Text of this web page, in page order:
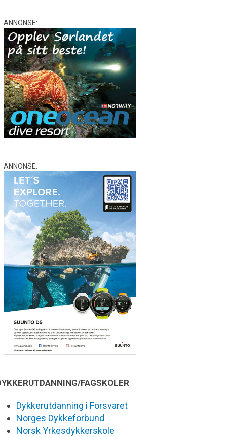
ANNONSE:
ANNONSE:
FAGSKOLER
Dykkerutdanning i Forsvaret
Norges Dykkeforbund
Norsk Yrkesdykkerskole